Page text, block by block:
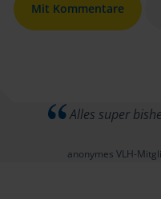
Mit Kommentare
Alles super
anonymes VLH-